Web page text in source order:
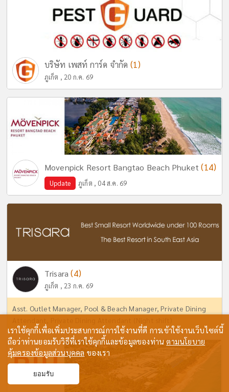
บริษัท เพสท์ การ์ด จำกัด (1)
ภูเก็ต , 20 ก.ค. 69
Movenpick Resort Bangtao Beach Phuket(14)
Update ภูเก็ต , 04 ส.ค. 69
Trisara(4)
ภูเก็ต , 23 ก.ค. 69
Asst. Outlet Manager, Pool & Beach Manager, Private Dining
เราใช้คุกกี้เพื่อเพิ่มประสบการณ์การใช้งานที่ดี การเข้าใช้งานเว็บไซต์นี้
ถือว่าท่านยอมรับวิธีที่เราใช้คุกกี้และข้อมูลของท่านตามนโยบาย
คุ้มครองข้อมูลส่วนบุคคล ของเรา
ยอมรับ